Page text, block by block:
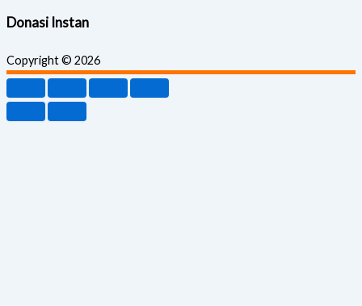
Donasi Instan
Copyright © 2026